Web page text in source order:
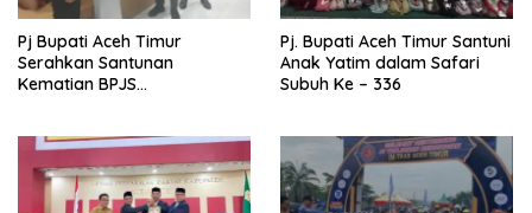
Pj Bupati Aceh Timur
Serahkan Santunan
Kematian BPJS
Pj. Bupati Aceh Timur Santuni
Anak Yatim dalam Safari
Subuh Ke – 336